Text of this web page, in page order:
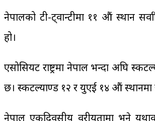
नेपालको टी-ट्वान्टीमा ११ औं स्थान
हो।
एसोसियट राष्ट्रमा नेपाल भन्दा अघि
छ। स्कटल्याण्ड १२ र युएई १४ औं स्थानमा
नेपाल एकदिवसीय वरीयतामा भने